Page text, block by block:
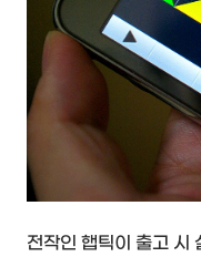
전작인 햅틱이 출고 시